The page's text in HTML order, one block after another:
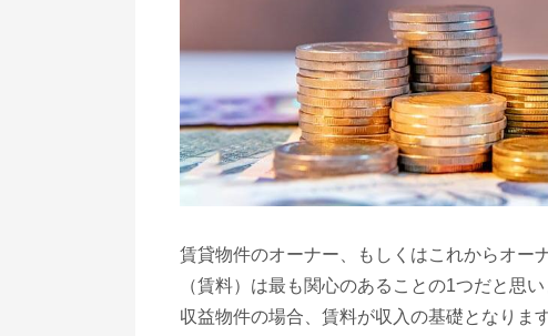
賃貸物件のオーナー、もしくはこれからオー
（賃料）は最も関心のあることの1つだと思い
収益物件の場合、賃料が収入の基礎となります